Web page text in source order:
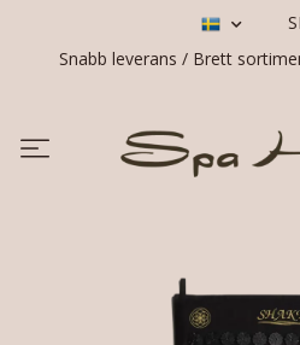
Snabb leverans / Brett